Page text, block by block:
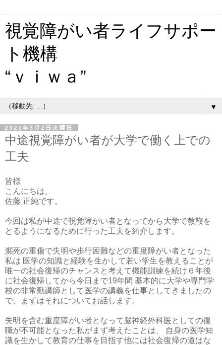
視覚障がい者ライフサポー
ト機構
“ｖｉｗａ”
▼
2021年3月2日火曜日
中途視覚障がい者が大学で働く上での
工夫
皆様
こんにちは。
佐藤 正純です。
今回は私が中途で視覚障がい者となってから大学で教鞭を
とるようになるために行った工夫を紹介します。
瀕死の重傷で失明や歩行困難などの重度障がい者となった
私は 医学の知識と経験を生かして若い学生を教えることが
唯一の社会復帰のチャンスと考えて機能訓練を続け６年後
に社会復帰してから今日まで19年間 基本的に大学や専門学
校の非常勤講師として医学の講義を仕事としてきましたの
で、まずはそれについてお話します。
失明を含む重度障がい者となって脳神経外科医としての復
職が不可能となった私がまず考えたことは、 自身の医学知
識を生かして教育の仕事を目指す他には社会復帰の道はな